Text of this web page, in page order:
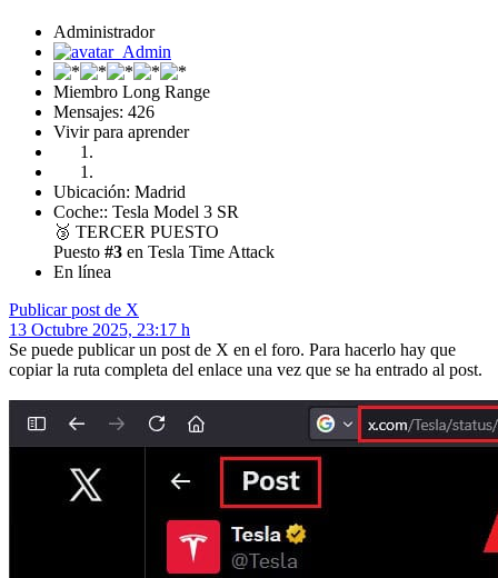
Administrador
Miembro Long Range
Mensajes: 426
Vivir para aprender
Ubicación: Madrid
Coche:: Tesla Model 3 SR
🥉 TERCER PUESTO
Puesto #3 en Tesla Time Attack
En línea
Publicar post de X
13 Octubre 2025, 23:17 h
Se puede publicar un post de X en el foro. Para hacerlo hay que
copiar la ruta completa del enlace una vez que se ha entrado al post.